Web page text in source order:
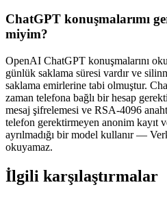
ChatGPT konuşmalarımı
miyim?
OpenAI ChatGPT konuşmalarını
günlük saklama süresi vardır ve
saklama emirlerine tabi olmuştur.
zaman telefona bağlı bir hesap
mesaj şifrelemesi ve RSA-4096
telefon gerektirmeyen anonim kayıt
ayrılmadığı bir model kullanır —
okuyamaz.
İlgili karşılaştırmalar